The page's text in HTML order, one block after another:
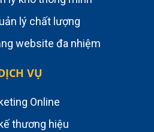
lý chất lượng
website đa nhiệm
VỤ
Online
thương hiệu